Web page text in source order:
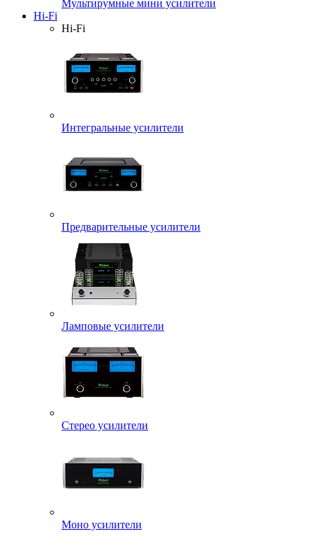
Мультирумные мини усилители
Hi-Fi
Hi-Fi
Интегральные усилители
Предварительные усилители
Ламповые усилители
Стерео усилители
Моно усилители